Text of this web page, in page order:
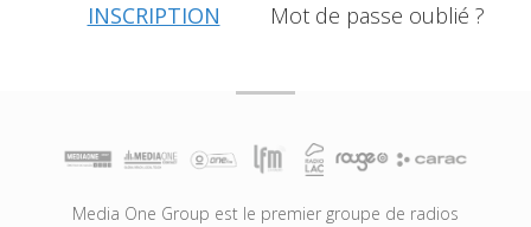
INSCRIPTION Mot de passe oublié ?
Media One Group est le premier groupe de radios